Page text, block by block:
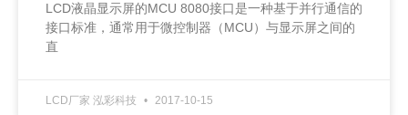
LCD液晶显示屏的MCU 8080接口是一种基于并行通信的
接口标准，通常用于微控制器（MCU）与显示屏之间的
直
LCD厂家 泓彩科技 2017-10-15